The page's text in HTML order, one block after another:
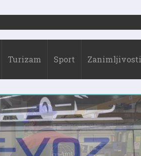
Turizam Sport Zanimljivosti